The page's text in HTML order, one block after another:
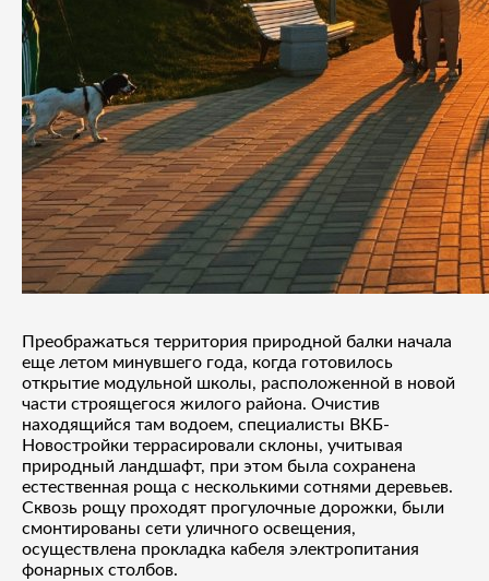
Преображаться территория природной балки начала
еще летом минувшего года, когда готовилось
открытие модульной школы, расположенной в новой
части строящегося жилого района. Очистив
находящийся там водоем, специалисты ВКБ-
Новостройки террасировали склоны, учитывая
природный ландшафт, при этом была сохранена
естественная роща с несколькими сотнями деревьев.
Сквозь рощу проходят прогулочные дорожки, были
смонтированы сети уличного освещения,
осуществлена прокладка кабеля электропитания
фонарных столбов.